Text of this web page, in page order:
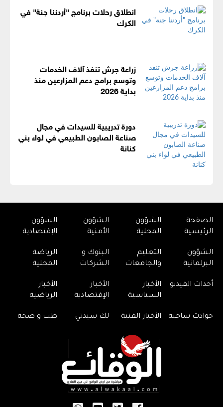
انطلاق رحلات برنامج "أردننا جنة" في
الكرك
زراعة جرش تنفذ آلاف الخدمات
وتوسع برامج دعم المزارعين منذ
بداية 2026
دورة تدريبية للسيدات في مجال
صناعة الصابون الطبيعي في لواء بني
كنانة
الصفحة
الرئيسية
الشؤون
المحلية
الشؤون
الأمنية
الشؤون
الإقتصادية
الشؤون
البرلمانية
التعليم
والجامعات
البنوك و
الشركات
الرياضة
المحلية
أحداث الفيديو
الأخبار
السياسية
الأخبار
الإقتصادية
الأخبار
الرياضية
حوادث ساخنة الأخبار الفنية لك سيدتي طب و صحة